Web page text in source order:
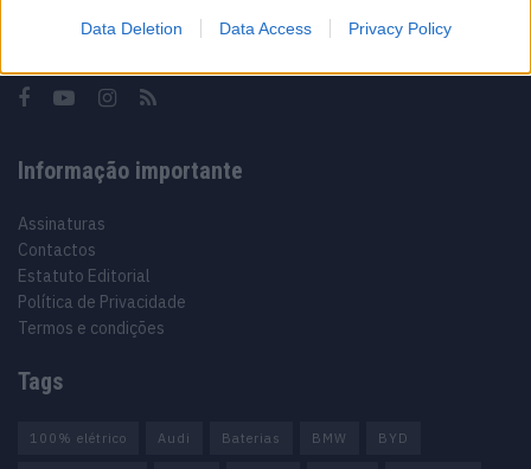
Data Deletion Data Access Privacy Policy
Noticias do setor automóvel, novidades e ensaios.
Informação importante
Assinaturas
Contactos
Estatuto Editorial
Política de Privacidade
Termos e condições
Tags
100% elétrico Audi Baterias BMW BYD